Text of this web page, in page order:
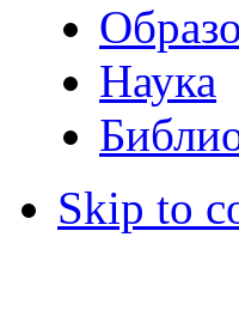
Наука
Skip to